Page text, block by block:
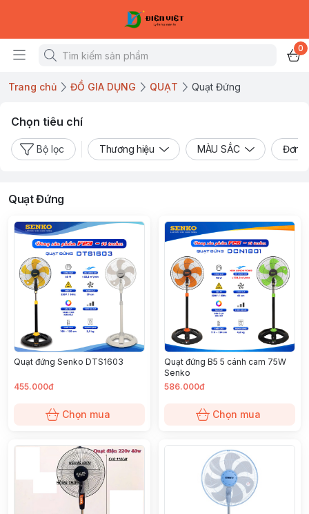
0
Trang chủ ĐỒ GIA DỤNG QUẠT Quạt Đứng
Chọn tiêu chí
Bộ lọc Thương hiệu MÀU SẮC Đơn
Quạt Đứng
Quạt đứng Senko DTS1603
455.000đ
Chọn mua
Quạt đứng B5 5 cánh cam 75W
Senko
586.000đ
Chọn mua